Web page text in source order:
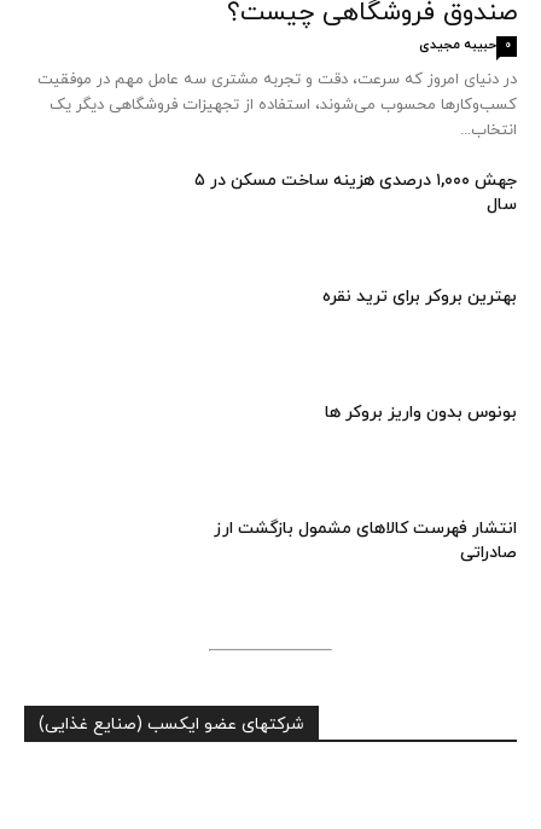
صندوق فروشگاهی چیست؟
حبیبه مجیدی 0
در دنیای امروز که سرعت، دقت و تجربه مشتری سه عامل مهم در موفقیت
کسب‌وکارها محسوب می‌شوند، استفاده از تجهیزات فروشگاهی دیگر یک
انتخاب...
جهش ۱,۰۰۰ درصدی هزینه ساخت مسکن در ۵
سال
بهترین بروکر برای ترید نقره
بونوس بدون واریز بروکر ها
انتشار فهرست کالاهای مشمول بازگشت ارز
صادراتی
شرکتهای عضو ایکسب (صنایع غذایی)